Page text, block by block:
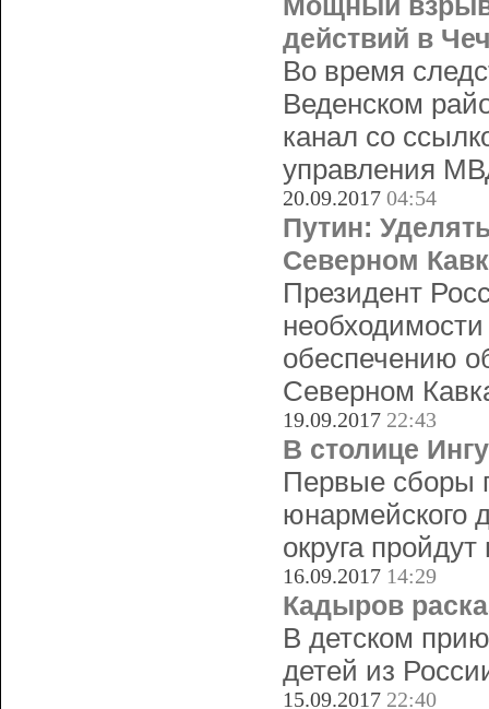
действий в
Во время
Веденском
канал со
управления
20.09.2017 04:54
Путин:
Северном
Президент
обеспечению
Северном
19.09.2017 22:43
В столице
Первые сборы
юнармейского
округа
16.09.2017 14:29
Кадыров
В детском
детей из
15.09.2017 22:40